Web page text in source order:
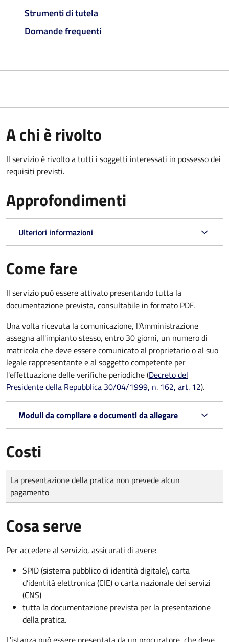
Strumenti di tutela
Domande frequenti
A chi è rivolto
Il servizio è rivolto a tutti i soggetti interessati in possesso dei
requisiti previsti.
Approfondimenti
Ulteriori informazioni
Come fare
Il servizio può essere attivato presentando tutta la
documentazione prevista, consultabile in formato PDF.
Una volta ricevuta la comunicazione, l'Amministrazione
assegna all'impianto stesso, entro 30 giorni, un numero di
matricola che deve essere comunicato al proprietario o al suo
legale rappresentante e al soggetto competente per
l'effettuazione delle verifiche periodiche (Decreto del
Presidente della Repubblica 30/04/1999, n. 162, art. 12).
Moduli da compilare e documenti da allegare
Costi
Tipo di pagamento
Importo
La presentazione della pratica non prevede alcun
pagamento
Cosa serve
Per accedere al servizio, assicurati di avere:
SPID (sistema pubblico di identità digitale), carta
d’identità elettronica (CIE) o carta nazionale dei servizi
(CNS)
tutta la documentazione prevista per la presentazione
della pratica.